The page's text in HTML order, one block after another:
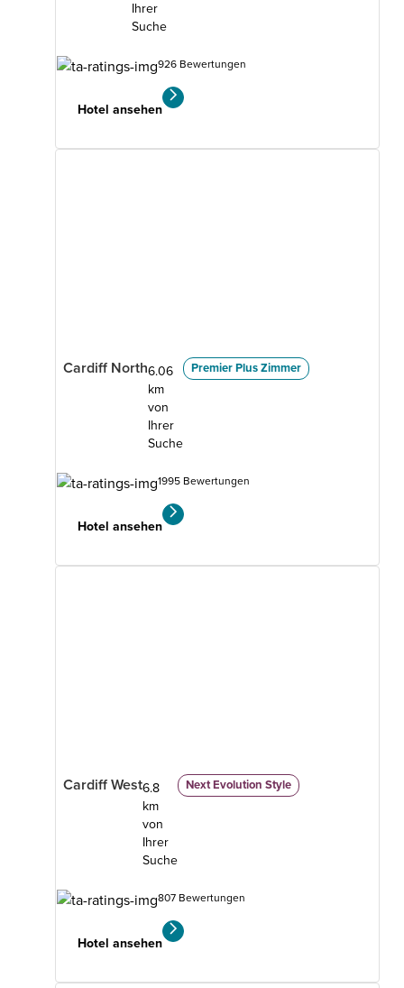
Ihrer
Suche
926 Bewertungen
Hotel ansehen
Cardiff North6.06
km
von
Ihrer
Suche
Premier Plus Zimmer
1995 Bewertungen
Hotel ansehen
Cardiff West6.8
km
von
Ihrer
Suche
Next Evolution Style
807 Bewertungen
Hotel ansehen